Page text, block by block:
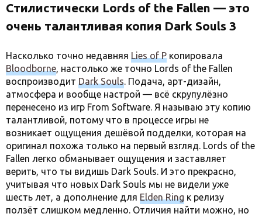
Стилистически Lords of the Fallen — это
очень талантливая копия Dark Souls 3
Насколько точно недавняя Lies of P копировала
Bloodborne, настолько же точно Lords of the Fallen
воспроизводит Dark Souls. Подача, арт-дизайн,
атмосфера и вообще настрой — всё скрупулёзно
перенесено из игр From Software. Я называю эту копию
талантливой, потому что в процессе игры не
возникает ощущения дешёвой подделки, которая на
оригинал похожа только на первый взгляд. Lords of the
Fallen легко обманывает ощущения и заставляет
верить, что ты видишь Dark Souls. И это прекрасно,
учитывая что новых Dark Souls мы не видели уже
шесть лет, а дополнение для Elden Ring к релизу
ползёт слишком медленно. Отличия найти можно, но